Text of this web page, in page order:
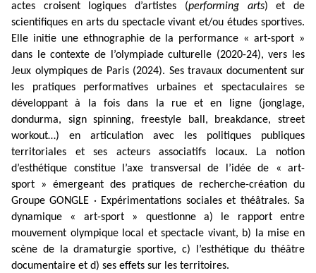
actes croisent logiques d’artistes (performing arts) et de
scientifiques en arts du spectacle vivant et/ou études sportives.
Elle initie une ethnographie de la performance « art-sport »
dans le contexte de l’olympiade culturelle (2020-24), vers les
Jeux olympiques de Paris (2024). Ses travaux documentent sur
les pratiques performatives urbaines et spectaculaires se
développant à la fois dans la rue et en ligne (jonglage,
dondurma, sign spinning, freestyle ball, breakdance, street
workout…) en articulation avec les politiques publiques
territoriales et ses acteurs associatifs locaux. La notion
d’esthétique constitue l’axe transversal de l’idée de « art-
sport » émergeant des pratiques de recherche-création du
Groupe GONGLE · Expérimentations sociales et théâtrales. Sa
dynamique « art-sport » questionne a) le rapport entre
mouvement olympique local et spectacle vivant, b) la mise en
scène de la dramaturgie sportive, c) l’esthétique du théâtre
documentaire et d) ses effets sur les territoires.